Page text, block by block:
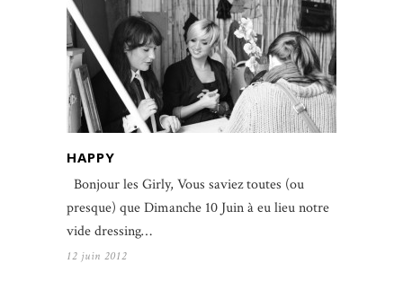
HAPPY
Bonjour les Girly, Vous saviez toutes (ou
presque) que Dimanche 10 Juin à eu lieu notre
vide dressing…
12 juin 2012